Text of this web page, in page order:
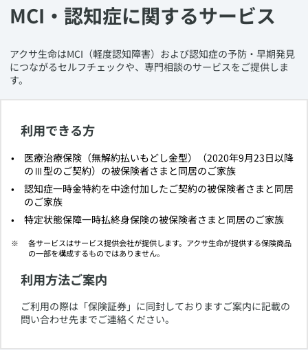
MCI・認知症に関するサービス
​アクサ生命はMCI（軽度認知障害）および認知症の予防・早期発見
につながるセルフチェックや、専門相談のサービスをご提供しま
す。
利用できる方
​医療治療保険（無解約払いもどし金型）（2020年9月23日以降
のⅢ型のご契約）の被保険者さまと同居のご家族
​認知症一時金特約を中途付加したご契約の被保険者さまと同居
のご家族
​特定状態保障一時払終身保険の被保険者さまと同居のご家族
​各サービスはサービス提供会社が提供します。アクサ生命が提供する保険商品
の一部を構成するものではありません。
利用方法ご案内
​ご利用の際は「保険証券」に同封しておりますご案内に記載の
問い合わせ先までご連絡ください。